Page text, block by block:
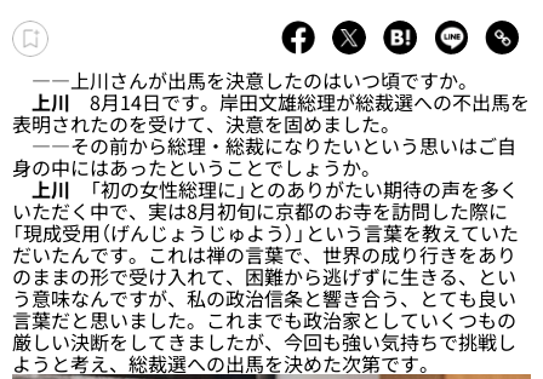
――上川さんが出馬を決意したのはいつ頃ですか。
上川 8月14日です。岸田文雄総理が総裁選への不出馬を
表明されたのを受けて、決意を固めました。
――その前から総理・総裁になりたいという思いはご自
身の中にはあったということでしょうか。
上川 「初の女性総理に」とのありがたい期待の声を多く
いただく中で、実は8月初旬に京都のお寺を訪問した際に
「現成受用（げんじょうじゅよう）」という言葉を教えていた
だいたんです。これは禅の言葉で、世界の成り行きをあり
のままの形で受け入れて、困難から逃げずに生きる、とい
う意味なんですが、私の政治信条と響き合う、とても良い
言葉だと思いました。これまでも政治家としていくつもの
厳しい決断をしてきましたが、今回も強い気持ちで挑戦し
ようと考え、総裁選への出馬を決めた次第です。